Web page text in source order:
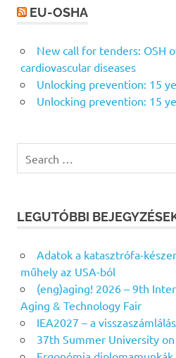
EU-OSHA
New call for tenders: OSH
cardiovascular diseases
Unlocking prevention: 15
Unlocking prevention: 15
for:
LEGUTÓBBI
Adatok a katasztrófa-
műhely az USA-ból
(eng)aging! 2026 – 9th
Aging & Technology Fair
IEA2027 – a
37th Summer University